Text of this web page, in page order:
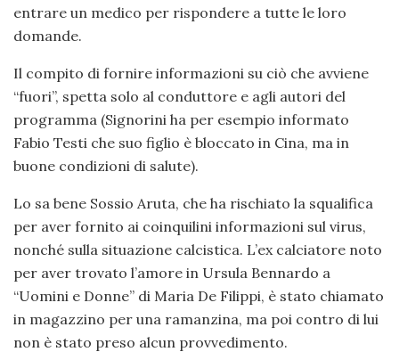
entrare un medico per rispondere a tutte le loro
domande.
Il compito di fornire informazioni su ciò che avviene
“fuori”, spetta solo al conduttore e agli autori del
programma (Signorini ha per esempio informato
Fabio Testi che suo figlio è bloccato in Cina, ma in
buone condizioni di salute).
Lo sa bene Sossio Aruta, che ha rischiato la squalifica
per aver fornito ai coinquilini informazioni sul virus,
nonché sulla situazione calcistica. L’ex calciatore noto
per aver trovato l’amore in Ursula Bennardo a
“Uomini e Donne” di Maria De Filippi, è stato chiamato
in magazzino per una ramanzina, ma poi contro di lui
non è stato preso alcun provvedimento.